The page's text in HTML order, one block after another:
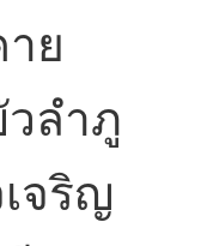
ย
ลำภู
จริญ